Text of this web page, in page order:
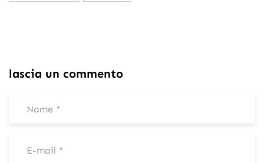
lascia un commento